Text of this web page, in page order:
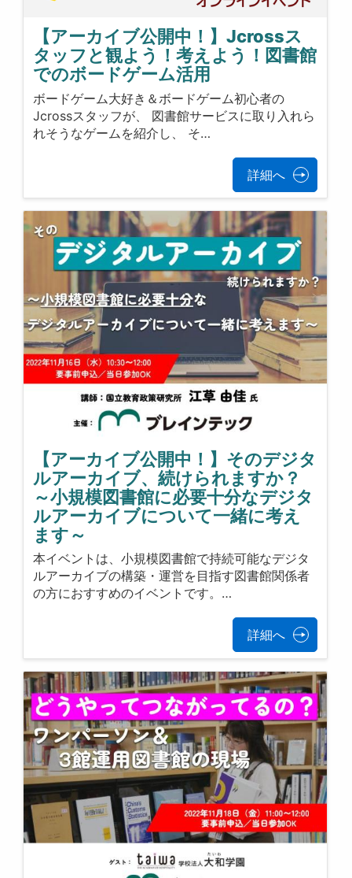
【アーカイブ公開中！】Jcrossス
タッフと観よう！考えよう！図書館
でのボードゲーム活用
ボードゲーム大好き＆ボードゲーム初心者の
Jcrossスタッフが、 図書館サービスに取り入れら
れそうなゲームを紹介し、 そ…
詳細へ
【アーカイブ公開中！】そのデジタ
ルアーカイブ、続けられますか？
～小規模図書館に必要十分なデジタ
ルアーカイブについて一緒に考え
ます～
本イベントは、小規模図書館で持続可能なデジタ
ルアーカイブの構築・運営を目指す図書館関係者
の方におすすめのイベントです。…
詳細へ